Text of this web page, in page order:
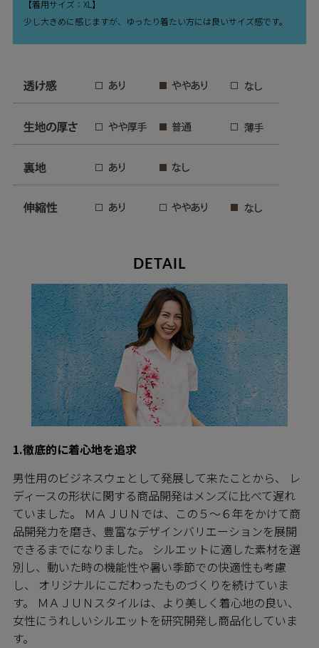
【着用サイズ：XL】
少し大きめに感じますが、ゆったり着たい方には良いサイズ感です。
DETAIL
1.徹底的に着心地を追求
男性用のビジネスウェとして発展して来たことから、 レ
ディースの形状に関する商品開発はメンズに比べて遅れ
ていました。 ＭＡＪＵＮでは、この５～６年をかけて商
品開発力を磨き、豊富なデザインバリエーションを展開
できるまでになりました。 シルエットに適した素材を選
別し、動いた時の機能性や暑い季節での快適性も考慮
し、 オリジナルにこだわったものづくりを続けていま
す。 ＭＡＪＵＮスタイルは、より美しく着心地の良い、
女性にうれしいシルエットを研究開発し商品化していま
す。